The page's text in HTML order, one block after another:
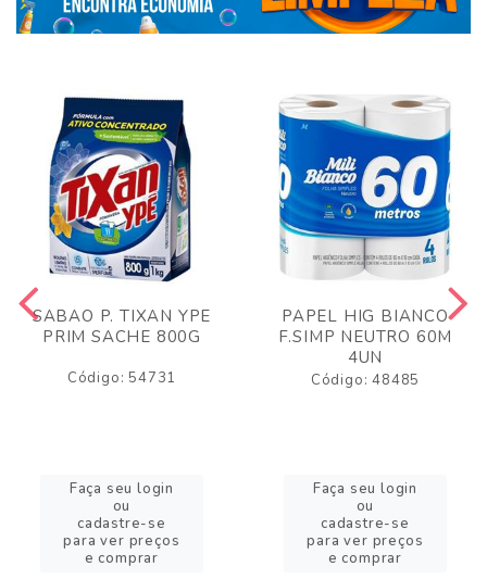
SABAO P. TIXAN YPE
PRIM SACHE 800G
Código: 54731
Faça seu login
ou
cadastre-se
para ver preços
e comprar
PAPEL HIG BIANCO
F.SIMP NEUTRO 60M
4UN
Código: 48485
Faça seu login
ou
cadastre-se
para ver preços
e comprar